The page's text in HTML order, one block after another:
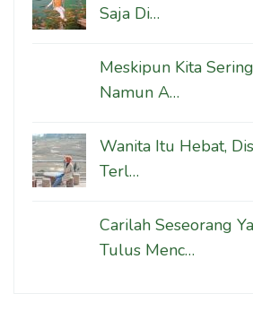
Saja Di…
Meskipun Kita
Namun A…
Wanita Itu Hebat,
Terl…
Carilah Seseorang
Tulus Menc…